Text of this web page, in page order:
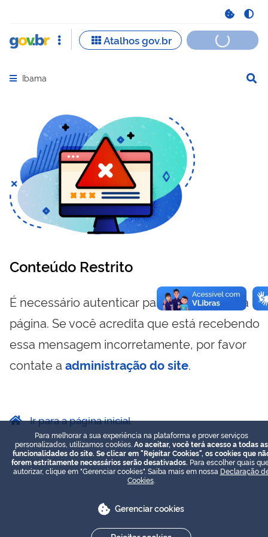
Abrir menu principal de navegação
Ibama
Conteúdo Restrito
É necessário autenticar para visualizar essa
página. Se você acredita que está recebendo
essa mensagem incorretamente, por favor
contate a administração do site.
Ir para a página inicial
Para melhorar a sua experiência na plataforma e prover serviços
personalizados, utilizamos cookies. Ao aceitar, você terá acesso a todas as
funcionalidades do site. Se clicar em "Rejeitar Cookies", os cookies que
forem estritamente necessários serão desativados. Para escolher quais
autorizar, clique em "Gerenciar cookies". Saiba mais em nossa Declaração
Cookies
Gerenciar cookies